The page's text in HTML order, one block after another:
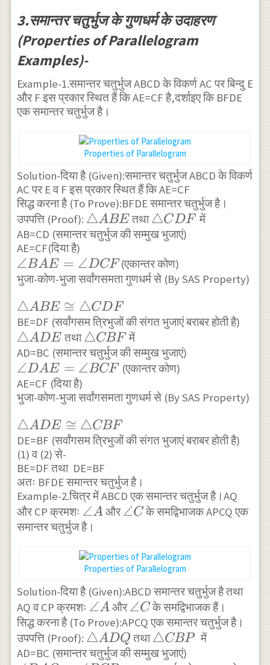
3.समान्तर चतुर्भुज के गुणधर्म के उदाहरण
(Properties of Parallelogram
Examples)-
Example-1.समान्तर चतुर्भुज ABCD के विकर्ण AC पर बिन्दु E
और F इस प्रकार स्थित हैं कि AE=CF है,दर्शाइए कि BFDE
एक समान्तर चतुर्भुज है।
Properties of Parallelogram
Solution-दिया है (Given):समान्तर चतुर्भुज ABCD के विकर्ण
AC पर E व F इस प्रकार स्थित हैं कि AE=CF
सिद्ध करना है (To Prove):BFDE समान्तर चतुर्भुज है।
उपपत्ति (Proof): \triangle
ABE
△ABE तथा\triangle
CDF
△CDF में
AB=CD (समान्तर चतुर्भुज की सम्मुख भुजाएं)
AE=CF(दिया है)
\angle
BAE=\angle
DCF
∠BAE = ∠DCF (एकान्तर कोण)
भुजा-कोण-भुजा सर्वांगसमता गुणधर्म से (By SAS Property)
\triangle
ABE
\cong
\triangle
CDF
△ABE ≅ △CDF
BE=DF (सर्वांगसम त्रिभुजों की संगत भुजाएं बराबर होती है)
\triangle
ADE
△ADE तथा\triangle
CBF
△CBF में
AD=BC (समान्तर चतुर्भुज की सम्मुख भुजाएं)
\angle
DAE=\angle
BCF
∠DAE = ∠BCF (एकान्तर कोण)
AE=CF (दिया है)
भुजा-कोण-भुजा सर्वांगसमता गुणधर्म से (By SAS Property)
\triangle
ADE
\cong
\triangle
CBF
△ADE ≅ △CBF
DE=BF (सर्वांगसम त्रिभुजों की संगत भुजाएं बराबर होती है)
(1) व (2) से-
BE=DF तथा DE=BF
अतः BFDE समान्तर चतुर्भुज है।
Example-2.चित्र में ABCD एक समान्तर चतुर्भुज है।AQ
और CP क्रमशः \angle
A
∠Aऔर\angle
∠C के समद्विभाजक APCQ एक
समान्तर चतुर्भुज है।
Properties of Parallelogram
Solution-दिया है (Given):ABCD समान्तर चतुर्भुज है तथा
AQ व CP क्रमशः \angle
A
∠Aऔर\angle
C
∠C के समद्विभाजक हैं।
सिद्ध करना है (To Prove):APCQ एक समान्तर चतुर्भुज है।
उपपत्ति (Proof): \triangle
ADQ
△ADQ तथा\triangle
CBP
△CBP में
AD=BC (समान्तर चतुर्भुज की सम्मुख भुजाएं)